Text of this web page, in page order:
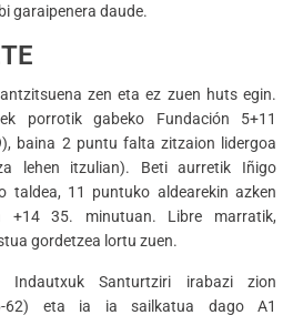
garaipenera daude.
zen eta ez zuen huts egin.
porrotik gabeko Fundación 5+11
baina 2 puntu falta zitzaion lidergoa
lehen itzulian). Beti aurretik Iñigo
taldea, 11 puntuko aldearekin azken
+14 35. minutuan. Libre marratik,
gordetzea lortu zuen.
Indautxuk Santurtziri irabazi zion
62) eta ia ia sailkatua dago A1